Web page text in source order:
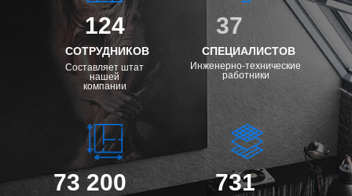
124
СОТРУДНИКОВ
Составляет штат
нашей
компании
73 200 731
37
СПЕЦИАЛИСТОВ
Инженерно-технические
работники